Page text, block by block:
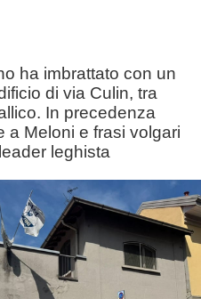
ha imbrattato con un
di via Culin, tra
In precedenza
a Meloni e frasi volgari
leghista